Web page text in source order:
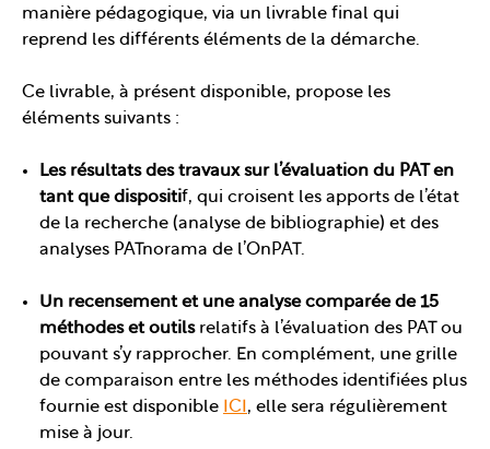
manière pédagogique, via un livrable final qui
reprend les différents éléments de la démarche.
Ce livrable, à présent disponible, propose les
éléments suivants :
Les résultats des travaux sur l’évaluation du PAT en
tant que dispositif, qui croisent les apports de l’état
de la recherche (analyse de bibliographie) et des
analyses PATnorama de l’OnPAT.
Un recensement et une analyse comparée de 15
méthodes et outils relatifs à l’évaluation des PAT ou
pouvant s’y rapprocher. En complément, une grille
de comparaison entre les méthodes identifiées plus
fournie est disponible ICI , elle sera régulièrement
mise à jour.